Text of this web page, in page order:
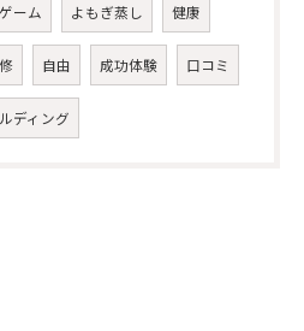
ーム よもぎ蒸し 健康
自由 成功体験 口コミ
ディング